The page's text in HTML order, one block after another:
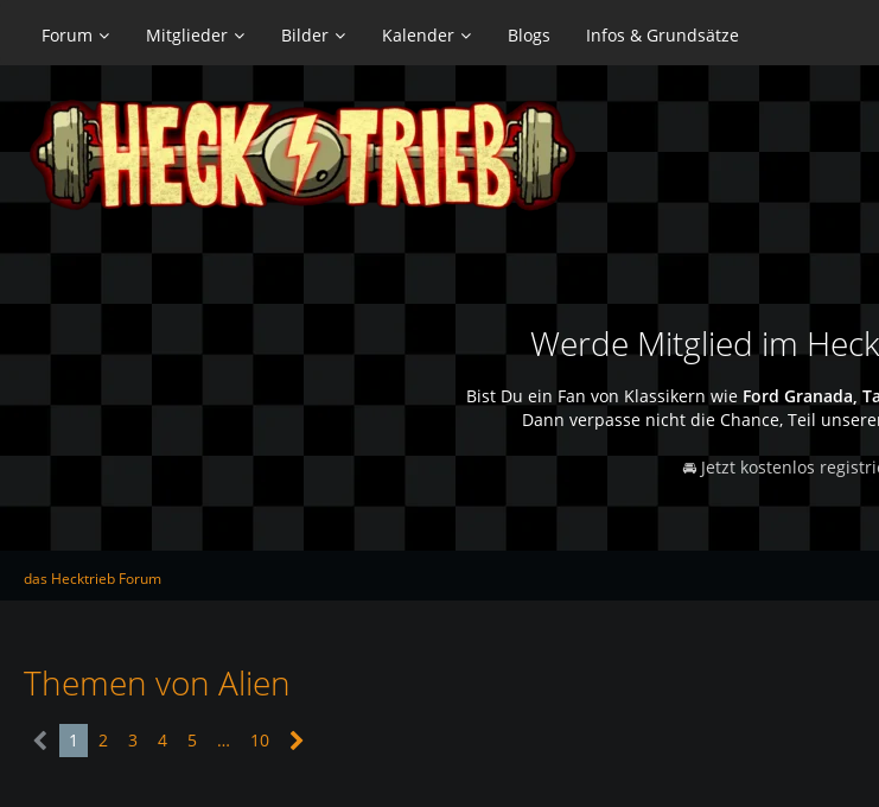
Forum Mitglieder Bilder Kalender Blogs Infos & Grundsätze
Werde Mitglied im
Bist Du ein Fan von Klassikern wie Ford Granada,
Dann verpasse nicht die Chance, Teil
🚘 Jetzt kostenlos
das Hecktrieb Forum
Themen von Alien
1 2 3 4 5 … 10